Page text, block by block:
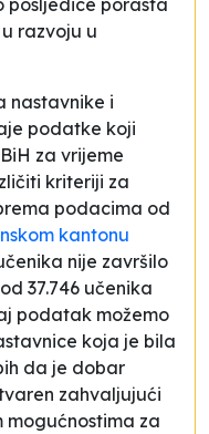
posljedice porasta
razvoju u
nastavnike i
podatke koji
za vrijeme
kriteriji za
podacima od
kantonu
nije završilo
37.746 učenika
podatak možemo
koja je bila
da je dobar
zahvaljujući
mogućnostima za